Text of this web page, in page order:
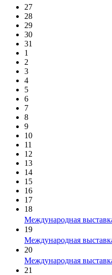
27
28
29
30
31
1
2
3
4
5
6
7
8
9
10
11
12
13
14
15
16
17
18
Международная
19
Международная
20
Международная
21